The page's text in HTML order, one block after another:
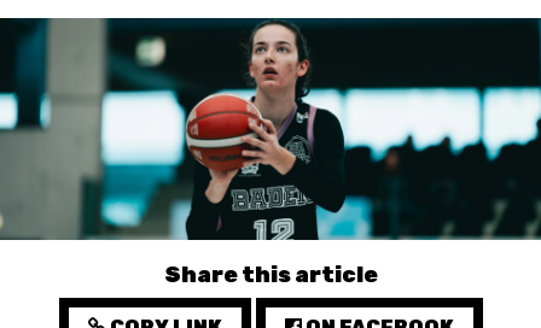
3X3
YOUTH
MINI BASKET
FORMAZIONE
BASKET IN CARROZZINA
Share this article